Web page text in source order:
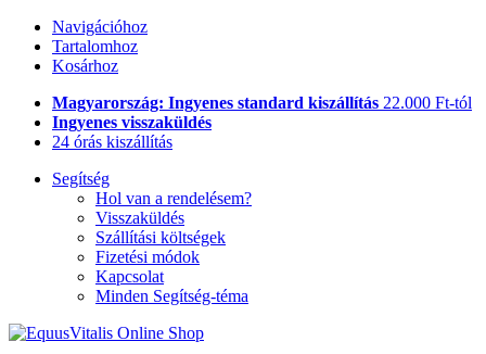
Navigációhoz
Tartalomhoz
Kosárhoz
Magyarország: Ingyenes standard kiszállítás 22.000 Ft-tól
Ingyenes visszaküldés
24 órás kiszállítás
Segítség
Hol van a rendelésem?
Visszaküldés
Szállítási költségek
Fizetési módok
Kapcsolat
Minden Segítség-téma